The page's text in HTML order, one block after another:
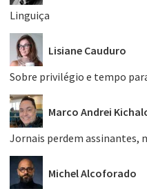
Linguiça
Lisiane Cauduro
Sobre privilégio e tempo
Marco Andrei
Jornais perdem assinantes,
Michel Alcoforado